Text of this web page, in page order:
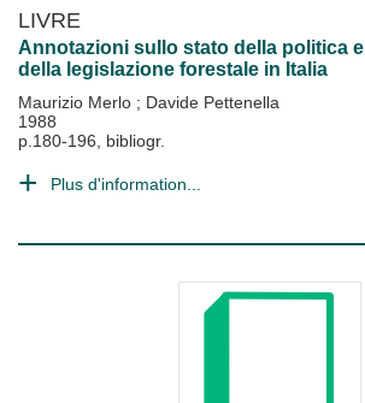
LIVRE
Annotazioni sullo stato della politica e
della legislazione forestale in Italia
Maurizio Merlo ; Davide Pettenella
1988
p.180-196, bibliogr.
Plus d'information...